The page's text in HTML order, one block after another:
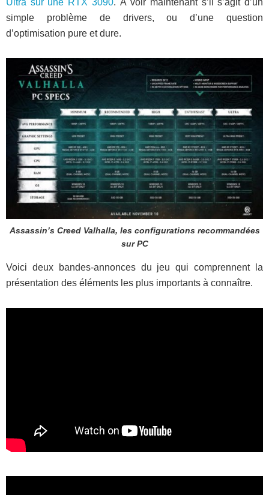
Ultra sur une RTX 3090. À voir maintenant s’il s’agit d’un
simple problème de drivers, ou d’une question
d’optimisation pure et dure.
Assassin’s Creed Valhalla, les configurations recommandées
sur PC
Voici deux bandes-annonces du jeu qui comprennent la
présentation des éléments les plus importants à connaître.